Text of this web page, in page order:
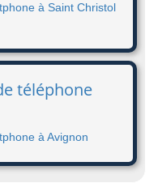
à Saint Christol
téléphone
à Avignon